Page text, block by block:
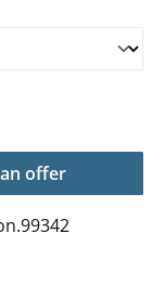
la
offer